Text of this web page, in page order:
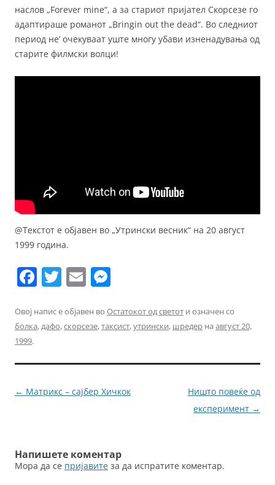
наслов „Forever mine“, а за стариот пријател Скорсезе го
адаптираше романот „Bringin out the dead“. Во следниот
период не’ очекуваат уште многу убави изненадувања од
старите филмски волци!
@Текстот е објавен во „Утрински весник“ на 20 август
1999 година.
F
c
e
o
T
itt
er
E
ai
l
ss
e
er
Овој напис е објавен во Остатокот од светот и означен со
болка,дафо,скорсезе,таксист,утрински, шредер на август 20,
1999.
Навигација
← Матрикс – сајбер Хичкок
Ништо повеќе од
експеримент →
Напишете коментар
Мора да се пријавите за да испратите коментар.